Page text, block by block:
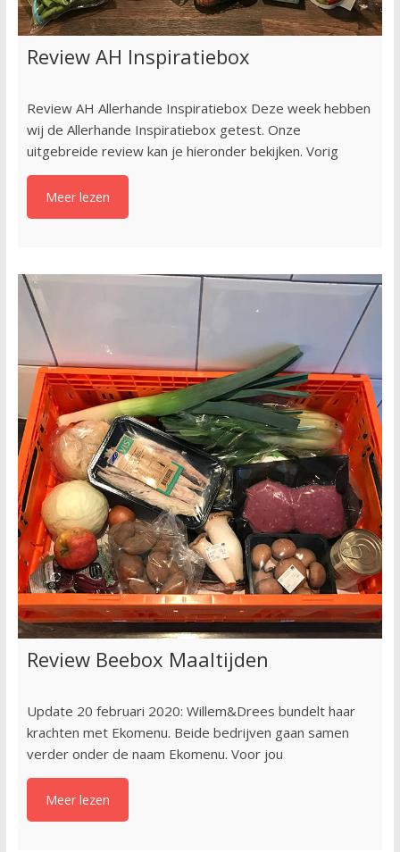
Review AH Inspi­ra­tie­box
Review AH Al­ler­han­de Inspi­ra­tie­box Deze week hebben
wij de Allerhande Inspiratiebox getest. Onze
uitgebreide review kan je hieronder bekijken. Vorig
Meer lezen
Review Beebox Maaltijden
Update 20 februari 2020: Willem&Drees bundelt haar
krachten met Ekomenu. Beide bedrijven gaan samen
verder onder de naam Ekomenu. Voor jou
Meer lezen